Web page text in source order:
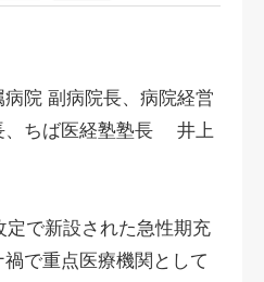
病院 副病院長、病院経営
、ちば医経塾塾長 井上
で新設された急性期充
で重点医療機関として